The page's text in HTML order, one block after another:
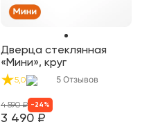
Дверца стеклянная
«Мини», круг
5,0 5 Отзывов
3 490 ₽
4 590₽ - 24 %